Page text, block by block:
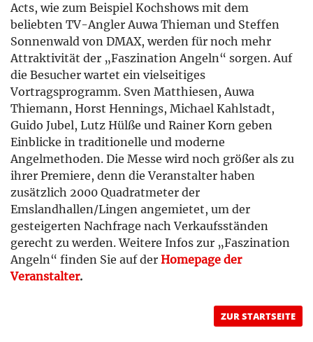
Acts, wie zum Beispiel Kochshows mit dem
beliebten TV-Angler Auwa Thieman und Steffen
Sonnenwald von DMAX, werden für noch mehr
Attraktivität der „Faszination Angeln“ sorgen. Auf
die Besucher wartet ein vielseitiges
Vortragsprogramm. Sven Matthiesen, Auwa
Thiemann, Horst Hennings, Michael Kahlstadt,
Guido Jubel, Lutz Hülße und Rainer Korn geben
Einblicke in traditionelle und moderne
Angelmethoden. Die Messe wird noch größer als zu
ihrer Premiere, denn die Veranstalter haben
zusätzlich 2000 Quadratmeter der
Emslandhallen/Lingen angemietet, um der
gesteigerten Nachfrage nach Verkaufsständen
gerecht zu werden. Weitere Infos zur „Faszination
Angeln“ finden Sie auf der Homepage der
Veranstalter.
ZUR STARTSEITE